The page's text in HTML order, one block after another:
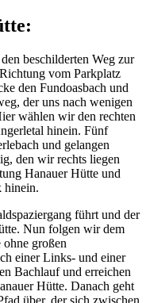
beschilderten Weg zur
vom Parkplatz
den Fundoasbach und
der uns nach wenigen
wählen wir den rechten
hinein. Fünf
und gelangen
den wir rechts liegen
Hanauer Hütte und
hinein.
führt und der
Nun folgen wir dem
großen
einer Links- und einer
Bachlauf und erreichen
Hütte. Danach geht